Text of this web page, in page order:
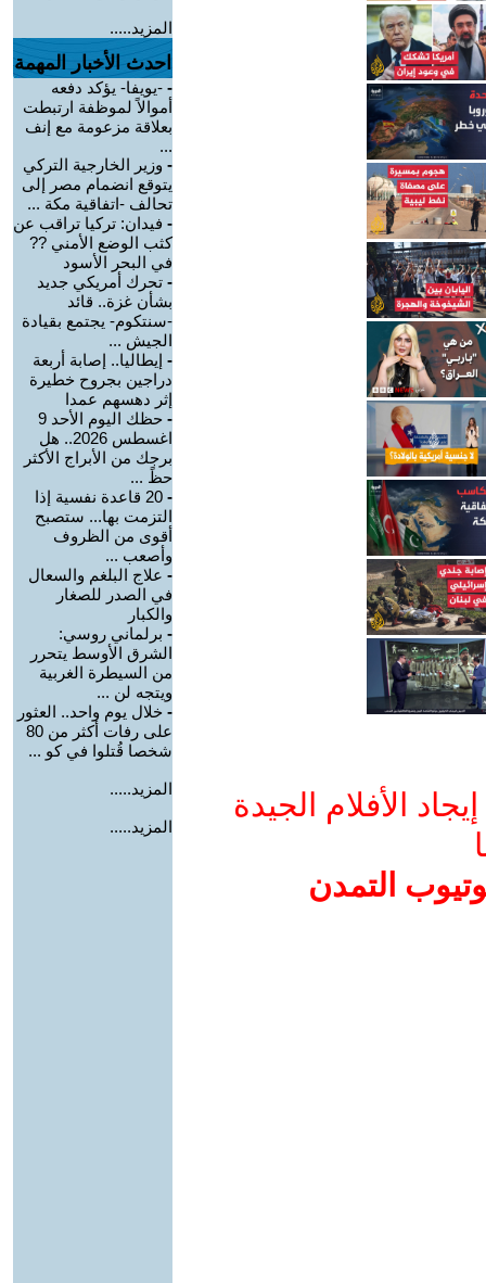
الأفلام الجيدة
التمدن
المزيد.....
احدث الأخبار المهمة
- -يويفا- يؤكد دفعه
أموالاً لموظفة ارتبطت
بعلاقة مزعومة مع إنف
...
- وزير الخارجية التركي
يتوقع انضمام مصر إلى
تحالف -اتفاقية مكة ...
- فيدان: تركيا تراقب عن
كثب الوضع الأمني ??
في البحر الأسود
- تحرك أمريكي جديد
بشأن غزة.. قائد
-سنتكوم- يجتمع بقيادة
الجيش ...
- إيطاليا.. إصابة أربعة
دراجين بجروح خطيرة
إثر دهسهم عمدا
-
حظك اليوم الأحد 9
اغسطس 2026.. هل
برجك من الأبراج الأكثر
حظً ...
-
20 قاعدة نفسية إذا
التزمت بها... ستصبح
أقوى من الظروف
وأصعب ...
- علاج البلغم والسعال
في الصدر للصغار
والكبار
- برلماني روسي:
الشرق الأوسط يتحرر
من السيطرة الغربية
ويتجه لن ...
- خلال يوم واحد.. العثور
على رفات أكثر من 80
شخصا قُتلوا في كو ...
المزيد.....
المزيد.....